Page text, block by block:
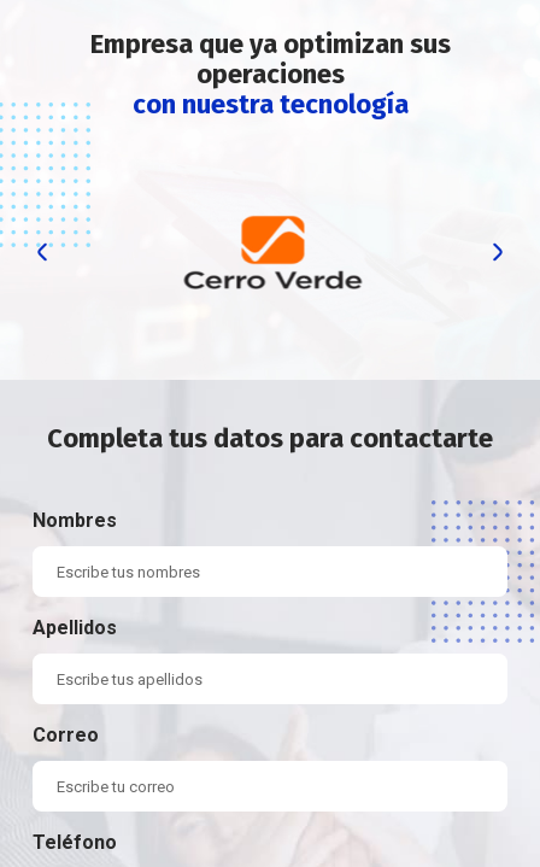
Empresa que ya optimizan sus
operaciones
con nuestra tecnología
Completa tus datos para contactarte
Nombres
Apellidos
Correo
Teléfono